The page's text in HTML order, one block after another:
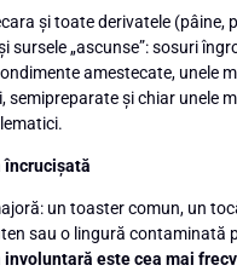
și toate derivatele (pâine,
sursele „ascunse”: sosuri
amestecate, unele
semipreparate și chiar unele
încrucișată
un toaster comun, un
sau o lingură contaminată
este cea mai